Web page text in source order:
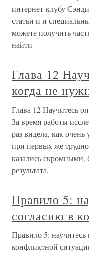
интернет-клубу
статьи и и
можете получить
найти
Глава 12
когда не
Глава 12 Научитесь
За время работы
раз видела, как
при первых же
казались скромными,
результата.
Правило 5:
согласию в
Правило 5:
конфликтной